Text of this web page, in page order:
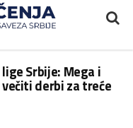
Srbije: Mega i
derbi za treće